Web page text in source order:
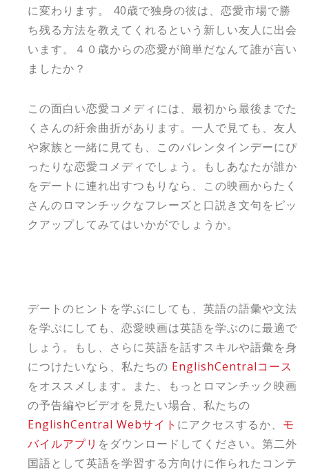
に変わります。 40歳で独身の彼は、恋愛市場で勝
ち残る方法を教えてくれるという新しい友人に出会
います。４０歳からの恋愛が簡単だなんて誰が言い
ましたか？
この面白い恋愛コメディには、最初から最後までた
くさんの紆余曲折があります。一人で見ても、友人
や家族と一緒に見ても、このバレンタインデーにぴ
ったりな恋愛コメディでしょう。もしあなたが誰か
をデートに連れ出すつもりなら、この映画からたく
さんのロマンチックなフレーズと口説き文句をピッ
クアップしてみてはいかがでしょうか。
デートのヒントを学ぶにしても、英語の語彙や文法
を学ぶにしても、恋愛映画は英語を学ぶのに最適で
しょう。もし、さらに英語を話すスキルや語彙を身
につけたいなら、私たちの EnglishCentralコース
をオススメします。また、もっとロマンチック映画
の予告編やビデオを見たい場合、私たちの
EnglishCentral Webサイト にアクセスするか、 モ
バイルアプリ をダウンロードしてください。第二外
国語として英語を学習する方向けに作られたコンテ